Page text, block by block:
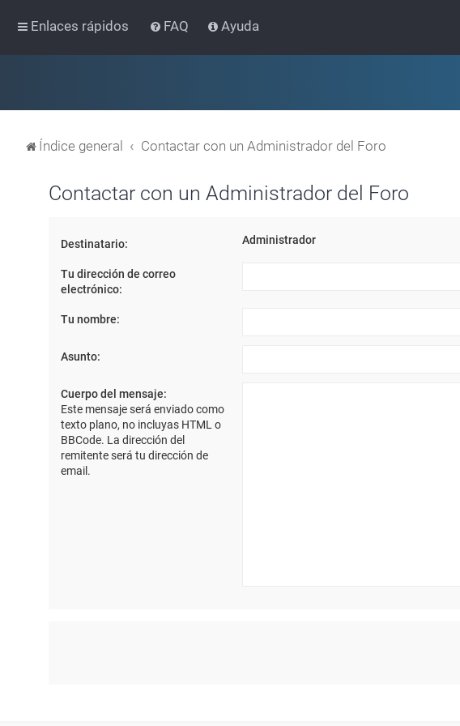
Enlaces rápidos FAQ Ayuda
Índice general Contactar con un Administrador del Foro
Contactar con un Administrador del Foro
Destinatario: Administrador
Tu dirección de correo
electrónico:
Tu nombre:
Asunto:
Cuerpo del mensaje:
Este mensaje será enviado como
texto plano, no incluyas HTML o
BBCode. La dirección del
remitente será tu dirección de
email.